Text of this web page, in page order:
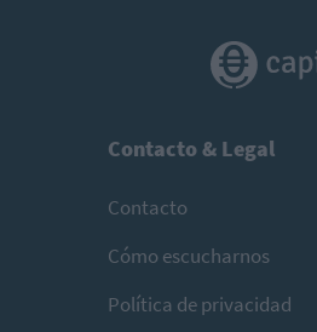
Contacto & Legal
Contacto
Cómo escucharnos
Política de privacidad